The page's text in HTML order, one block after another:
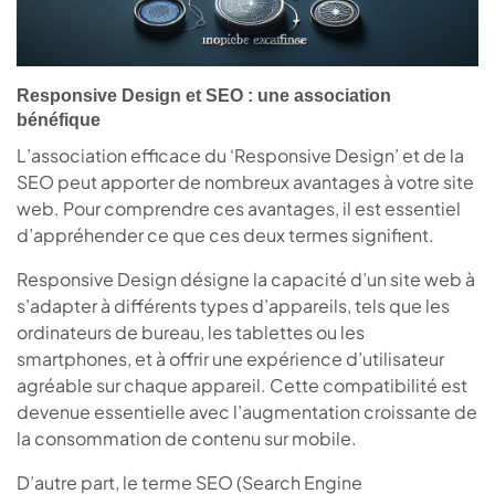
Responsive Design et SEO : une association
bénéfique
L’association efficace du ‘Responsive Design’ et de la
SEO peut apporter de nombreux avantages à votre site
web. Pour comprendre ces avantages, il est essentiel
d’appréhender ce que ces deux termes signifient.
Responsive Design désigne la capacité d’un site web à
s’adapter à différents types d’appareils, tels que les
ordinateurs de bureau, les tablettes ou les
smartphones, et à offrir une expérience d’utilisateur
agréable sur chaque appareil. Cette compatibilité est
devenue essentielle avec l’augmentation croissante de
la consommation de contenu sur mobile.
D’autre part, le terme SEO (Search Engine